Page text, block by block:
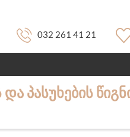
032 261 41 21
ᲞᲐᲡᲣᲮᲔᲑᲘᲡ